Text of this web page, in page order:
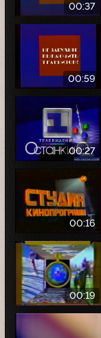
00:37
00:59
00:27
00:16
00:19